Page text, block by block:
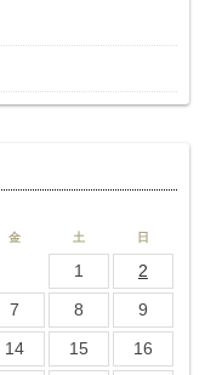
金 土 日
1
2
7 8
9
14 15
16